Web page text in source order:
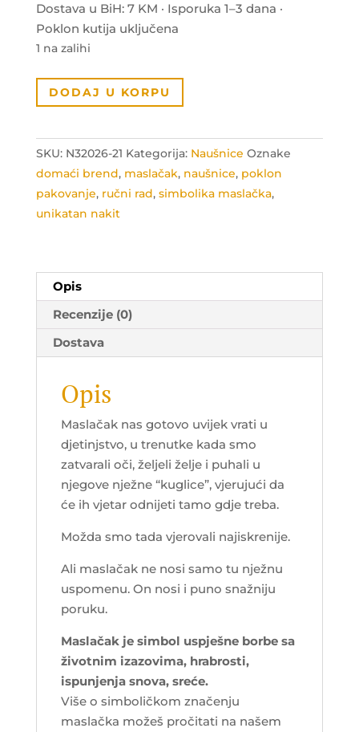
Dostava u BiH: 7 KM · Isporuka 1–3 dana ·
Poklon kutija uključena
1 na zalihi
Naušnice
simbol
snova
količina
DODAJ U KORPU
SKU: N32026-21 Kategorija: Naušnice Oznake
domaći brend, maslačak, naušnice, poklon
pakovanje, ručni rad, simbolika maslačka,
unikatan nakit
Opis
Recenzije (0)
Dostava
Opis
Maslačak nas gotovo uvijek vrati u
djetinjstvo, u trenutke kada smo
zatvarali oči, željeli želje i puhali u
njegove nježne “kuglice”, vjerujući da
će ih vjetar odnijeti tamo gdje treba.
Možda smo tada vjerovali najiskrenije.
Ali maslačak ne nosi samo tu nježnu
uspomenu. On nosi i puno snažniju
poruku.
Maslačak je simbol uspješne borbe sa
životnim izazovima, hrabrosti,
ispunjenja snova, sreće.
Više o simboličkom značenju
maslačka možeš pročitati na našem